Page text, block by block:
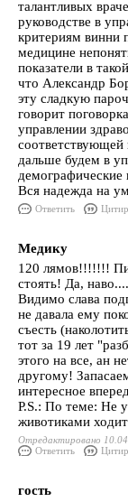
талантливых
руководстве в
критериям винни
медицине
показатели в
что Александр
эту сладкую
говорит
управлении
соответствующей
дальше будем в
Вся надежда на
Ответить
Медику
120 лямов!!!!!!!
стоять! Да,
Видимо слава
не давала ему
съесть
тот за 19 лет
этого на все, ан
другому!
интересное
P.S.: По теме: Не
животиками
Отредактировано
Ответить
гость